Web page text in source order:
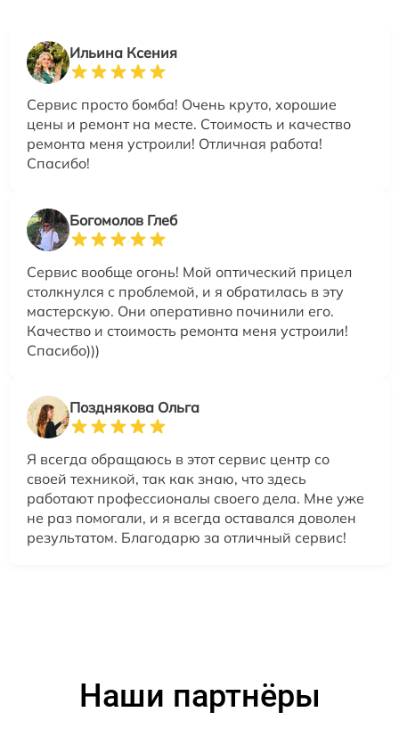
Ильина Ксения
Сервис просто бомба! Очень круто, хорошие
цены и ремонт на месте. Стоимость и качество
ремонта меня устроили! Отличная работа!
Спасибо!
Богомолов Глеб
Сервис вообще огонь! Мой оптический прицел
столкнулся с проблемой, и я обратилась в эту
мастерскую. Они оперативно починили его.
Качество и стоимость ремонта меня устроили!
Спасибо)))
Позднякова Ольга
Я всегда обращаюсь в этот сервис центр со
своей техникой, так как знаю, что здесь
работают профессионалы своего дела. Мне уже
не раз помогали, и я всегда оставался доволен
результатом. Благодарю за отличный сервис!
Наши партнёры